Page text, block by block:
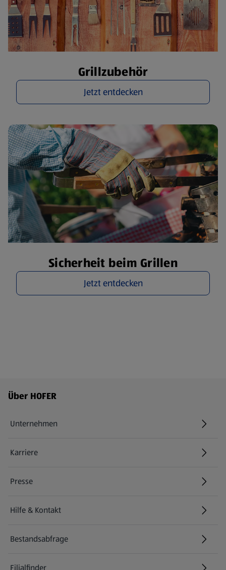
Grillzubehör
Jetzt entdecken
Sicherheit beim Grillen
Jetzt entdecken
Fußzeilenmenü - weitere Links
Über HOFER
Unternehmen
Karriere
(öffnet in einem neuen Tab)
Presse
Hilfe & Kontakt
(öffnet in einem neuen Tab)
Bestandsabfrage
(öffnet in einem neuen Tab)